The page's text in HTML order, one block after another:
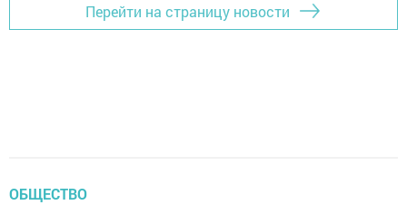
Перейти на страницу новости
ОБЩЕСТВО